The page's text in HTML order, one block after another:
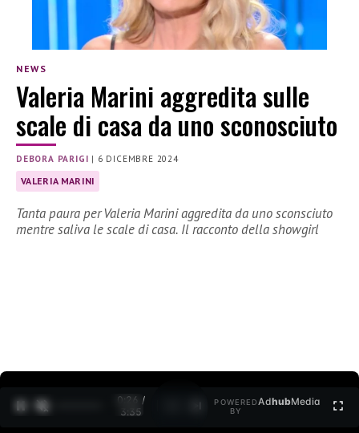
NEWS
Valeria Marini aggredita sulle
scale di casa da uno sconosciuto
DEBORA PARIGI | 6 DICEMBRE 2024
VALERIA MARINI
Tanta paura per Valeria Marini aggredita da uno sconsciuto
mentre saliva le scale di casa. Il racconto della showgirl
0:27 /
3:35
POWERED
BY
AdhubMedia